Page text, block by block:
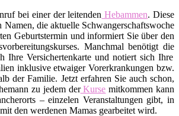
bei einer der leitenden Hebammen. Diese
Namen, die aktuelle Schwangerschaftswoche
Geburtstermin und informiert Sie über den
Manchmal benötigt die
Ihre Versichertenkarte und notiert sich Ihre
inklusive etwaiger Vorerkrankungen bzw.
der Familie. Jetzt erfahren Sie auch schon,
zu jedem derKurse mitkommen kann
– einzelen Veranstaltungen gibt, in
den werdenen Mamas gearbeitet wird.